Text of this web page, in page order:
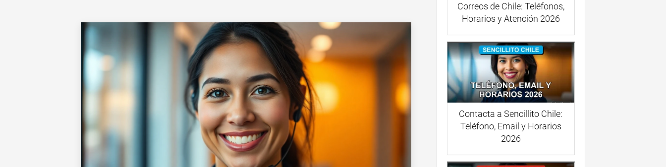
Correos de Chile: Teléfonos,
Horarios y Atención 2026
Contacta a Sencillito Chile:
Teléfono, Email y Horarios
2026